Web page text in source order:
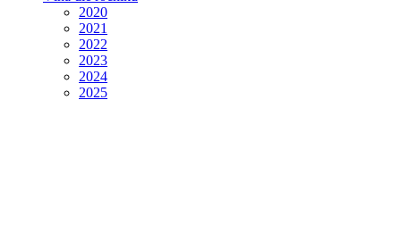
2020
2021
2022
2023
2024
2025